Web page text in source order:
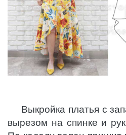
Выкройка платья с
вырезом на спинке и